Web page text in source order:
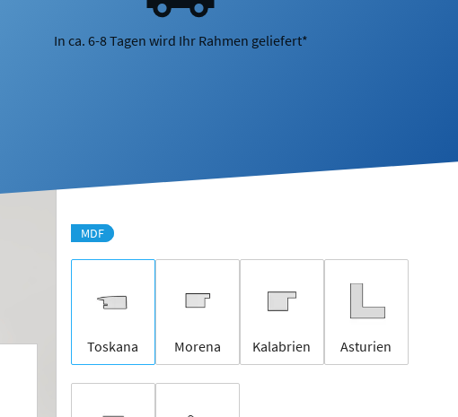
In ca. 6-8 Tagen wird Ihr Rahmen geliefert*
MDF
Toskana Morena Kalabrien Asturien